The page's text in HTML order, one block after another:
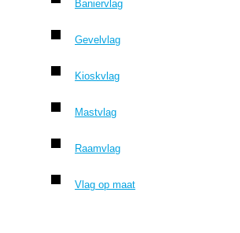
Baniervlag
Gevelvlag
Kioskvlag
Mastvlag
Raamvlag
Vlag op maat